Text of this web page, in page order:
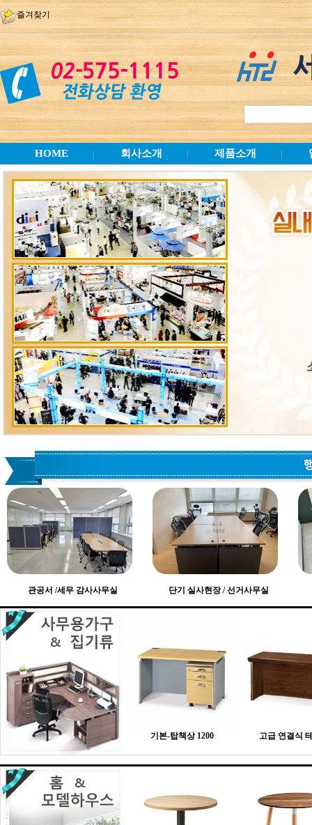
즐겨찾기
HOME 회사소개 제품소개
관공서 /세무 감사사무실 단기 실사현장 / 선거사무실
기본-탑책상 1200 고급 연결식